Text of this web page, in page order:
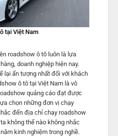
tại Việt Nam
roadshow ô tô luôn là lựa
doanh nghiệp hiện nay.
lại ấn tượng nhất đối với khách
ô tô tại Việt Nam là vô
quảng cáo đạt được
chọn những đơn vị chạy
đến địa chỉ chạy roadshow
không thể nào không nhắc
kinh nghiệm trong nghề.